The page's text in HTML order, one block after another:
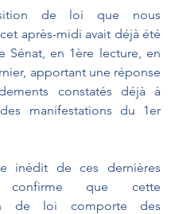
de loi que nous
après-midi avait déjà été
Sénat, en 1ère lecture, en
apportant une réponse
constatés déjà à
manifestations du 1er
inédit de ces dernières
confirme que cette
de loi comporte des